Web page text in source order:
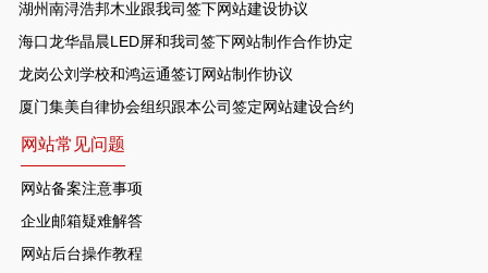
湖州南浔浩邦木业跟我司签下网站建设协议
海口龙华晶晨LED屏和我司签下网站制作合作协定
龙岗公刘学校和鸿运通签订网站制作协议
厦门集美自律协会组织跟本公司签定网站建设合约
网站常见问题
网站备案注意事项
企业邮箱疑难解答
网站后台操作教程